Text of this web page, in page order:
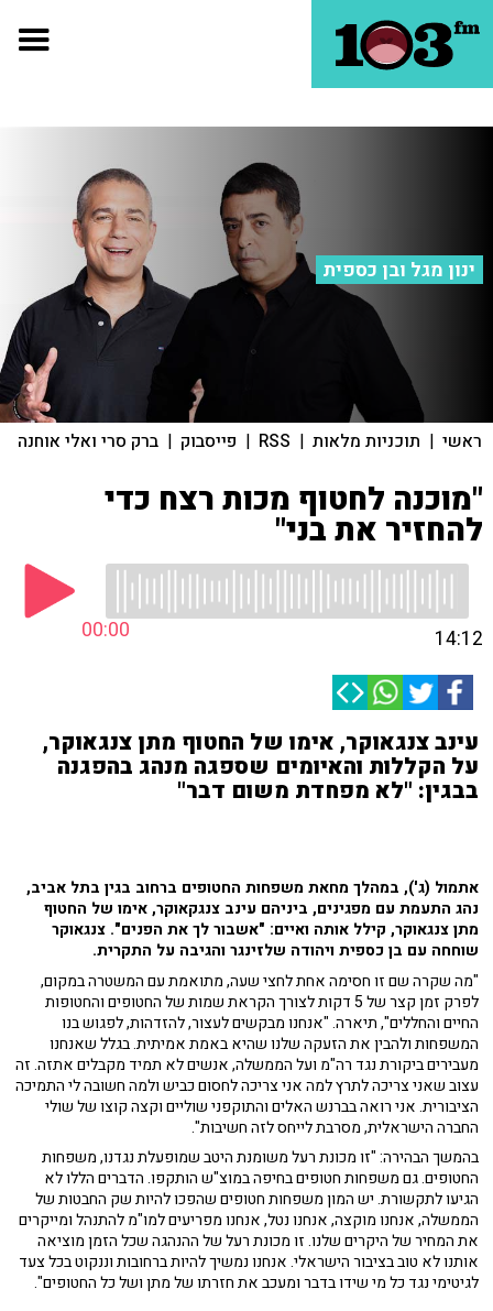
ינון מגל ובן כספית
ראשי | תוכניות מלאות |
RSS
| פייסבוק | ברק סרי ואלי אוחנה
"מוכנה לחטוף מכות רצח כדי
להחזיר את בני"
00:00 14:12
עינב צנגאוקר, אימו של החטוף מתן צנגאוקר,
על הקללות והאיומים שספגה מנהג בהפגנה
בבגין: "לא מפחדת משום דבר"
אתמול (ג'), במהלך מחאת משפחות החטופים ברחוב בגין בתל אביב,
נהג התעמת עם מפגינים, ביניהם עינב צנגקאוקר, אימו של החטוף
מתן צנגאוקר, קילל אותה ואיים: "אשבור לך את הפנים". צנגאוקר
שוחחה עם בן כספית ויהודה שלזינגר והגיבה על התקרית.
"מה שקרה שם זו חסימה אחת לחצי שעה, מתואמת עם המשטרה במקום,
לפרק זמן קצר של 5 דקות לצורך הקראת שמות של החטופים והחטופות
החיים והחללים", תיארה. "אנחנו מבקשים לעצור, להזדהות, לפגוש בנו
המשפחות ולהבין את הזעקה שלנו שהיא באמת אמיתית. בגלל שאנחנו
מעבירים ביקורת נגד רה"מ ועל הממשלה, אנשים לא תמיד מקבלים אתזה. זה
עצוב שאני צריכה לתרץ למה אני צריכה לחסום כביש ולמה חשובה לי התמיכה
הציבורית. אני רואה בברנש האלים והתוקפני שוליים וקצה קוצו של שולי
החברה הישראלית, מסרבת לייחס לזה חשיבות".
בהמשך הבהירה: "זו מכונת רעל משומנת היטב שמופעלת נגדנו, משפחות
החטופים. גם משפחות חטופים בחיפה במוצ"ש הותקפו. הדברים הללו לא
הגיעו לתקשורת. יש המון משפחות חטופים שהפכו להיות שק החבטות של
הממשלה, אנחנו מוקצה, אנחנו נטל, אנחנו מפריעים למו"מ להתנהל ומייקרים
את המחיר של היקרים שלנו. זו מכונת רעל של ההנהגה שכל הזמן מוציאה
אותנו לא טוב בציבור הישראלי. אנחנו נמשיך להיות ברחובות וננקוט בכל צעד
לגיטימי נגד כל מי שידו בדבר ומעכב את חזרתו של מתן ושל כל החטופים".